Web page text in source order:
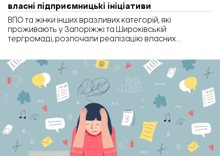
власні підприємницькі ініціативи
ВПО та жінки інших вразливих категорій, які
проживають у Запоріжжі та Широківській
тергромаді, розпочали реалізацію власних
професіями. Про це повідомляють на Facebook-
сторінці Центру підтримки та розвитку жінок
Запорізької області. Так, у регіоні триває програма з
підвищення економічної спроможності жінок. В
межах цієї програми проходив конкурс грантів,
результати якого стали […]